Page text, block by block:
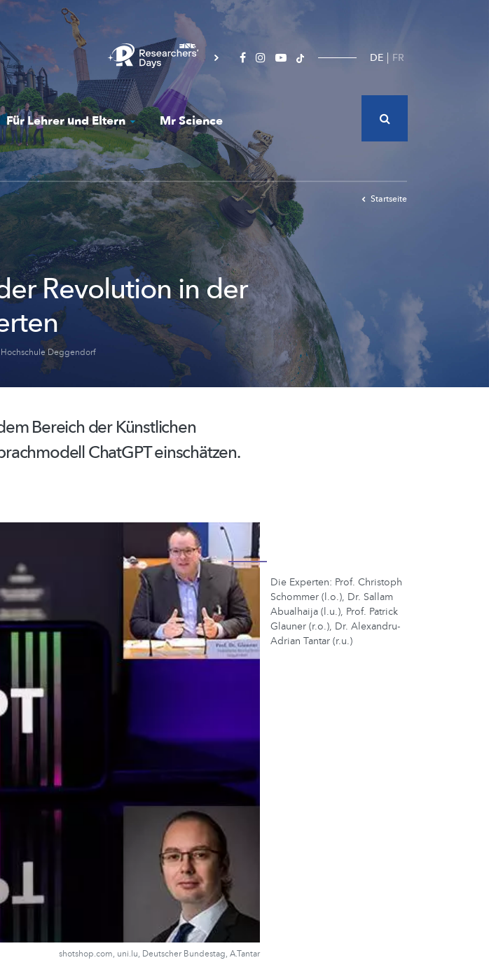
DE FR
Für Lehrer und Eltern Mr Science
Startseite
Revolution in der
Hochschule Deggendorf
Bereich der Künstlichen
ChatGPT einschätzen.
shotshop.com, uni.lu, Deutscher Bundestag, A.Tantar
Die Experten: Prof. Christoph
Schommer (l.o.), Dr. Sallam
Abualhaija (l.u.), Prof. Patrick
Glauner (r.o.), Dr. Alexandru-
Adrian Tantar (r.u.)